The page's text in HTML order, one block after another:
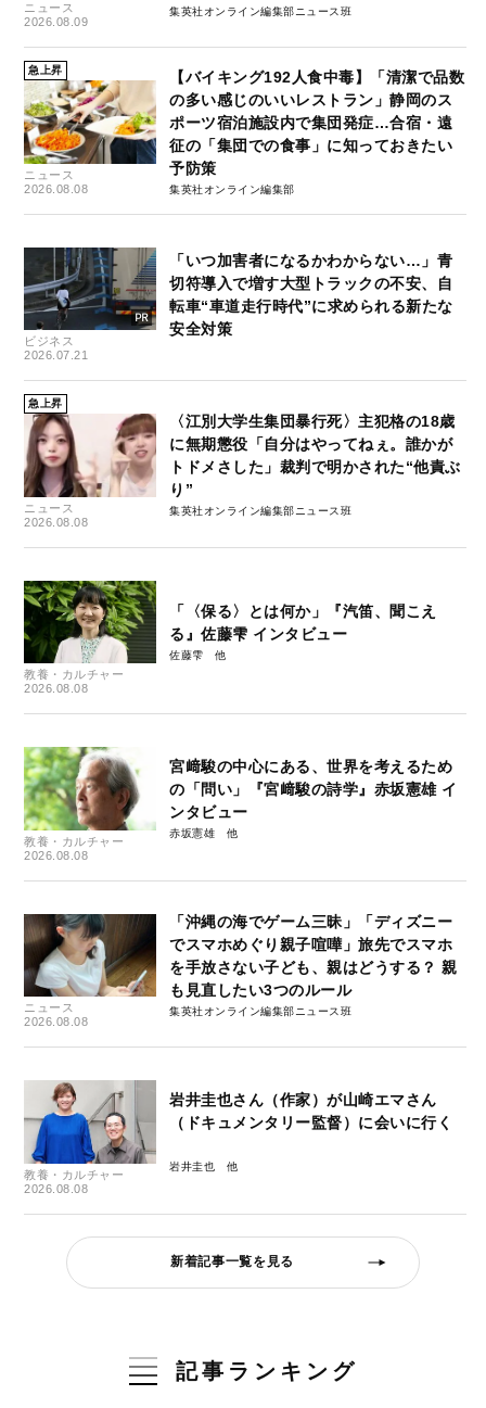
ニュース
2026.08.09
集英社オンライン編集部ニュース班
急上昇
ニュース
2026.08.08
【バイキング192人食中毒】「清潔で品数
の多い感じのいいレストラン」静岡のス
ポーツ宿泊施設内で集団発症…合宿・遠
征の「集団での食事」に知っておきたい
予防策
集英社オンライン編集部
ビジネス
2026.07.21
「いつ加害者になるかわからない…」青
切符導入で増す大型トラックの不安、自
転車“車道走行時代”に求められる新たな
安全対策
急上昇
ニュース
2026.08.08
〈江別大学生集団暴行死〉主犯格の18歳
に無期懲役「自分はやってねぇ。誰かが
トドメさした」裁判で明かされた“他責ぶ
り”
集英社オンライン編集部ニュース班
教養・カルチャー
2026.08.08
「〈保る〉とは何か」『汽笛、聞こえ
る』佐藤雫 インタビュー
佐藤雫
教養・カルチャー
2026.08.08
宮﨑駿の中心にある、世界を考えるため
の「問い」『宮﨑駿の詩学』赤坂憲雄 イ
ンタビュー
赤坂憲雄
ニュース
2026.08.08
「沖縄の海でゲーム三昧」「ディズニー
でスマホめぐり親子喧嘩」旅先でスマホ
を手放さない子ども、親はどうする？ 親
も見直したい3つのルール
集英社オンライン編集部ニュース班
教養・カルチャー
2026.08.08
岩井圭也さん（作家）が山崎エマさん
（ドキュメンタリー監督）に会いに行く
岩井圭也
新着記事一覧を見る
記事ランキング